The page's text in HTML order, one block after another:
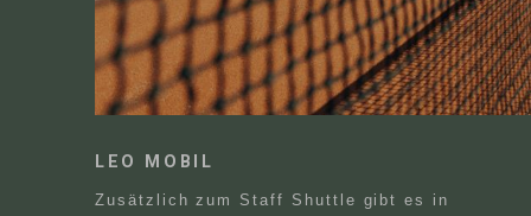
LEO MOBIL
Zusätzlich zum Staff Shuttle gibt es in